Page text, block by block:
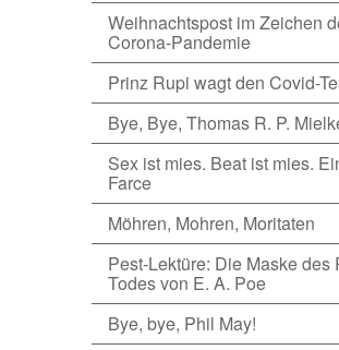
Weihnachtspost im Zeichen
Corona-Pandemie
Prinz Rupi wagt den Covid-
Bye, Bye, Thomas R. P.
Sex ist mies. Beat ist mies.
Farce
Möhren, Mohren, Moritaten
Pest-Lektüre: Die Maske des
Todes von E. A. Poe
Bye, bye, Phil May!